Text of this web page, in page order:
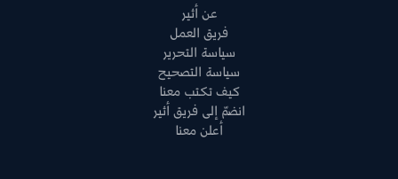
عن أثير
فريق العمل
سياسة التحرير
سياسة التصحيح
كيف تكتب معنا
انضمّ إلى فريق أثير
أعلن معنا